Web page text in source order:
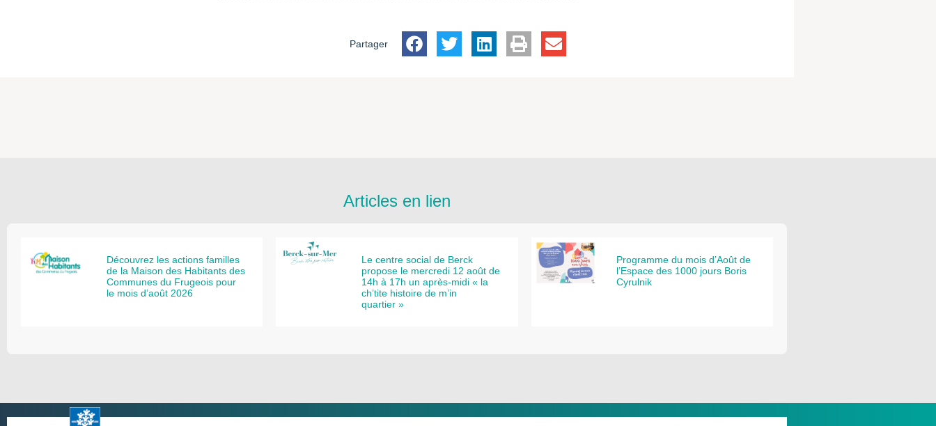
Partager
Articles en lien
Découvrez les actions familles
de la Maison des Habitants des
Communes du Frugeois pour
le mois d’août 2026
Le centre social de Berck
propose le mercredi 12 août de
14h à 17h un après-midi « la
ch’tite histoire de m’in
quartier »
Programme du mois d’Août de
l’Espace des 1000 jours Boris
Cyrulnik